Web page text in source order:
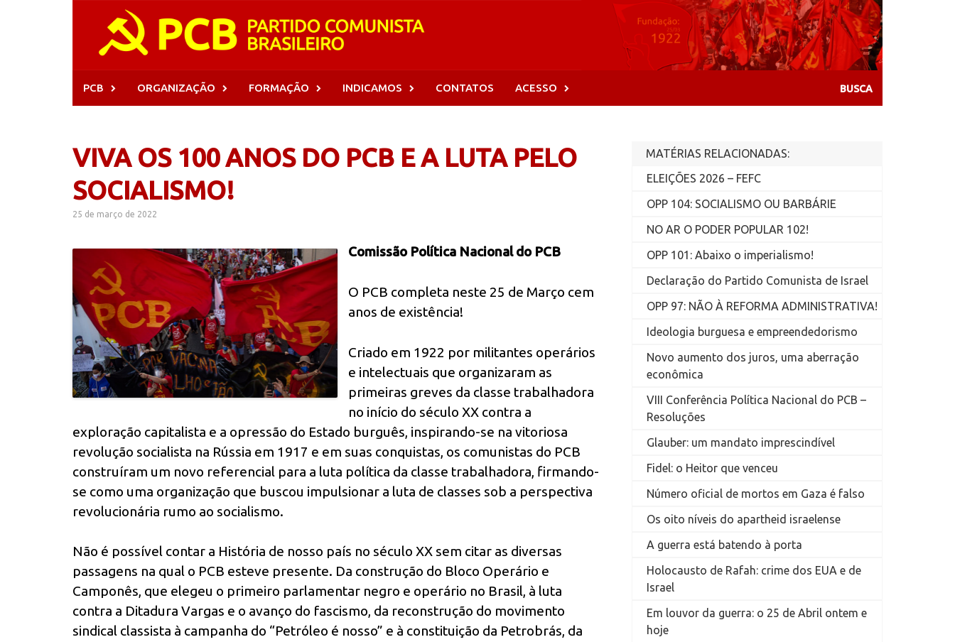
PCB ORGANIZAÇÃO FORMAÇÃO INDICAMOS CONTATOS ACESSO
VIVA OS 100 ANOS DO PCB E A LUTA PELO
SOCIALISMO!
25 de março de 2022
Comissão Política Nacional do PCB
O PCB completa neste 25 de Março cem
anos de existência!
Criado em 1922 por militantes operários
e intelectuais que organizaram as
primeiras greves da classe trabalhadora
no início do século XX contra a
exploração capitalista e a opressão do Estado burguês, inspirando-se na vitoriosa
revolução socialista na Rússia em 1917 e em suas conquistas, os comunistas do PCB
construíram um novo referencial para a luta política da classe trabalhadora, firmando-
se como uma organização que buscou impulsionar a luta de classes sob a perspectiva
revolucionária rumo ao socialismo.
Não é possível contar a História de nosso país no século XX sem citar as diversas
passagens na qual o PCB esteve presente. Da construção do Bloco Operário e
Camponês, que elegeu o primeiro parlamentar negro e operário no Brasil, à luta
contra a Ditadura Vargas e o avanço do fascismo, da reconstrução do movimento
sindical classista à campanha do “Petróleo é nosso” e à constituição da Petrobrás, da
MATÉRIAS RELACIONADAS:
ELEIÇÕES 2026 – FEFC
OPP 104: SOCIALISMO OU BARBÁRIE
NO AR O PODER POPULAR 102!
OPP 101: Abaixo o imperialismo!
Declaração do Partido Comunista de Israel
OPP 97: NÃO À REFORMA ADMINISTRATIVA!
Ideologia burguesa e empreendedorismo
Novo aumento dos juros, uma aberração
econômica
VIII Conferência Política Nacional do PCB –
Resoluções
Glauber: um mandato imprescindível
Fidel: o Heitor que venceu
Número oficial de mortos em Gaza é falso
Os oito níveis do apartheid israelense
A guerra está batendo à porta
Holocausto de Rafah: crime dos EUA e de
Israel
Em louvor da guerra: o 25 de Abril ontem e
hoje